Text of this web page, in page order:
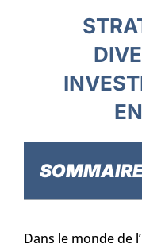
Dans le monde de